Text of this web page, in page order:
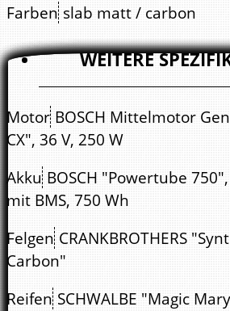
Farben slab matt / carbon
WEITERE
Motor BOSCH Mittelmotor
CX", 36 V, 250 W
Akku BOSCH "Powertube
mit BMS, 750 Wh
Felgen CRANKBROTHERS
Carbon"
Reifen SCHWALBE "Magic